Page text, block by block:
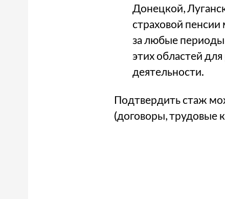
Донецкой,
страховой
за любые периоды
этих областей
деятельности.
Подтвердить стаж
(договоры, трудовые